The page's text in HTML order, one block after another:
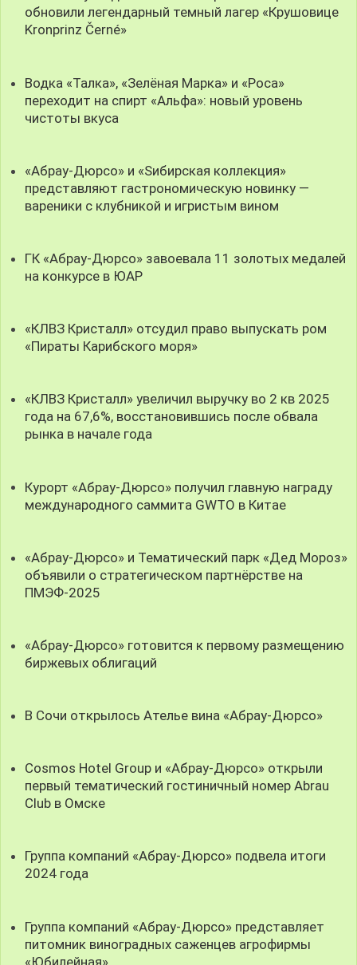
обновили легендарный темный лагер «Крушовице
Kronprinz Černé»
Водка «Талка», «Зелёная Марка» и «Роса»
переходит на спирт «Альфа»: новый уровень
чистоты вкуса
«Абрау-Дюрсо» и «Sибирская коллекция»
представляют гастрономическую новинку —
вареники с клубникой и игристым вином
ГК «Абрау-Дюрсо» завоевала 11 золотых медалей
на конкурсе в ЮАР
«КЛВЗ Кристалл» отсудил право выпускать ром
«Пираты Карибского моря»
«КЛВЗ Кристалл» увеличил выручку во 2 кв 2025
года на 67,6%, восстановившись после обвала
рынка в начале года
Курорт «Абрау-Дюрсо» получил главную награду
международного саммита GWTO в Китае
«Абрау-Дюрсо» и Тематический парк «Дед Мороз»
объявили о стратегическом партнёрстве на
ПМЭФ-2025
«Абрау-Дюрсо» готовится к первому размещению
биржевых облигаций
В Сочи открылось Ателье вина «Абрау-Дюрсо»
Cosmos Hotel Group и «Абрау-Дюрсо» открыли
первый тематический гостиничный номер Abrau
Club в Омске
Группа компаний «Абрау-Дюрсо» подвела итоги
2024 года
Группа компаний «Абрау-Дюрсо» представляет
питомник виноградных саженцев агрофирмы
«Юбилейная»